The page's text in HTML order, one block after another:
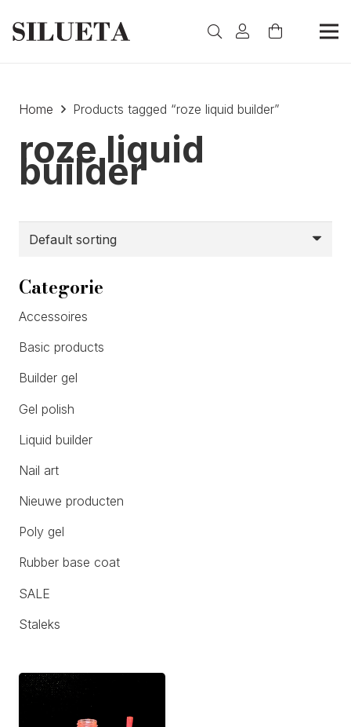
Home Products tagged “roze liquid builder”
roze liquid
builder
Categorie
Accessoires
Basic products
Builder gel
Gel polish
Liquid builder
Nail art
Nieuwe producten
Poly gel
Rubber base coat
SALE
Staleks